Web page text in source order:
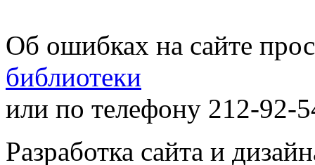
Об ошибках на сайте
библиотеки
или по телефону 212-92-
Разработка сайта и